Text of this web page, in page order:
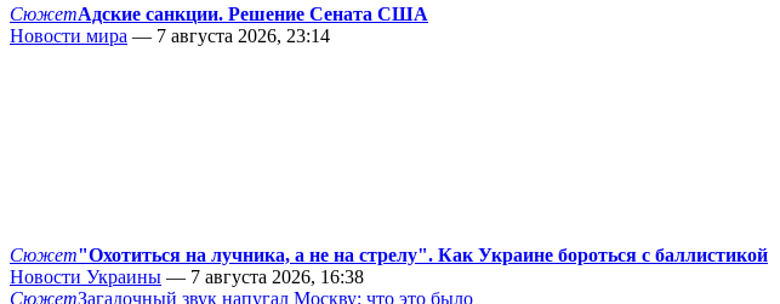
СюжетАдские санкции. Решение Сената США
Новости мира — 7 августа 2026, 23:14
Сюжет"Охотиться на лучника, а не на стрелу". Как Украине бороться с баллистикой
Новости Украины — 7 августа 2026, 16:38
СюжетЗагадочный звук напугал Москву: что это было